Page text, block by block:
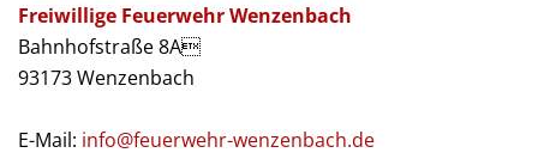
Freiwillige Feuerwehr Wenzenbach
Bahnhofstraße 8A
93173 Wenzenbach
E-Mail: info@feuerwehr-wenzenbach.de